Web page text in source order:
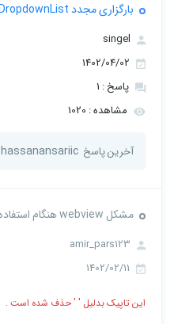
بارگزاری مجدد DropdownList بعد از استفاده از PartialView
پاسخ : 1
مشاهده : 1020
آخرین پاسخ hassanansariic
مشکل webview هنگام استفاده از فیلتر شکن
این تاپیک بدلیل ' ' حذف شده است .